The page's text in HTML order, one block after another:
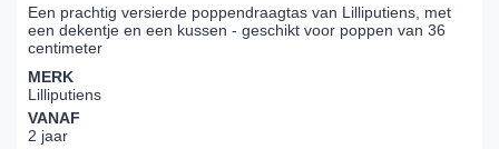
Een prachtig versierde poppendraagtas van Lilliputiens, met
een dekentje en een kussen - geschikt voor poppen van 36
centimeter
MERK
Lilliputiens
VANAF
2 jaar